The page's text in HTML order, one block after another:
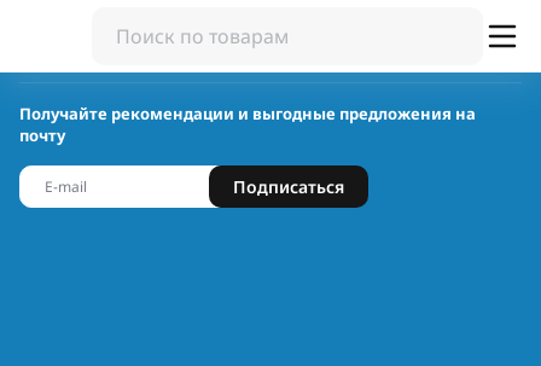
Получайте рекомендации и выгодные предложения на
почту
Подписаться